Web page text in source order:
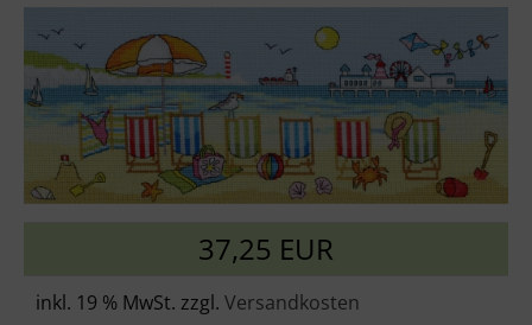
Knüpfpackungen
Ausverkauf
37,25 EUR
inkl. 19 % MwSt. zzgl. Versandkosten